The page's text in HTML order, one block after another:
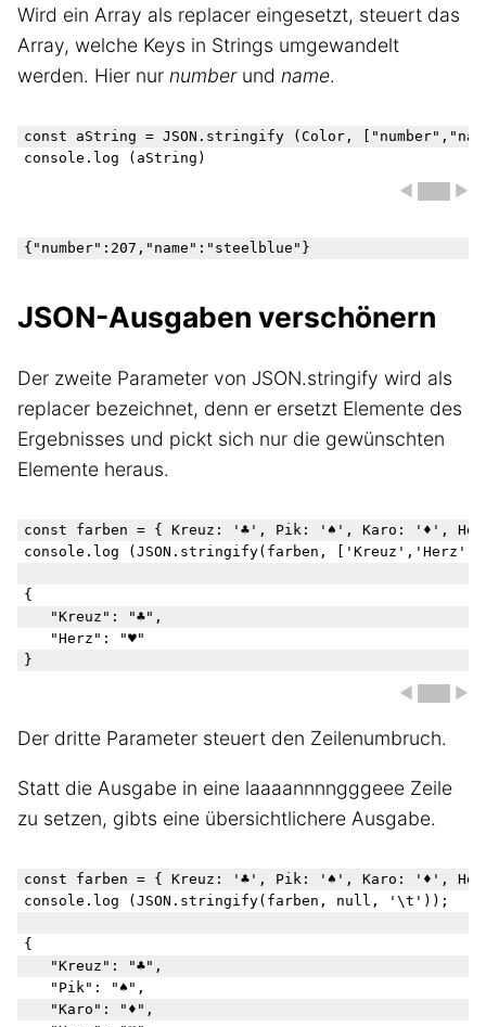
Wird ein Array als replacer eingesetzt, steuert das
Array, welche Keys in Strings umgewandelt
werden. Hier nur numberund name.
const aString = JSON.stringify (Color,
◀ ███ ▶
JSON-Ausgaben verschönern
Der zweite Parameter von JSON.stringify wird als
replacer bezeichnet, denn er ersetzt Elemente des
Ergebnisses und pickt sich nur die gewünschten
Elemente heraus.
const farben = { Kreuz: '♣', Pik: '♠', Karo: '♦',
console.log (JSON.stringify(farben,
{
   "Kreuz": "♣",
   "Herz": "♥"
◀ ███ ▶
Der dritte Parameter steuert den Zeilenumbruch.
Statt die Ausgabe in eine laaaannnngggeee Zeile
zu setzen, gibts eine übersichtlichere Ausgabe.
const farben = { Kreuz: '♣', Pik: '♠', Karo: '♦',
console.log (JSON.stringify(farben, null, '\t'));
{